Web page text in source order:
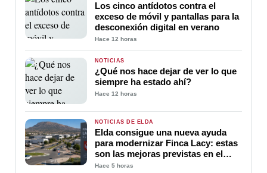
Los cinco antídotos contra el
exceso de móvil y pantallas para la
desconexión digital en verano
Hace 12 horas
NOTICIAS
¿Qué nos hace dejar de ver lo que
siempre ha estado ahí?
Hace 12 horas
NOTICIAS DE ELDA
Elda consigue una nueva ayuda
para modernizar Finca Lacy: estas
son las mejoras previstas en el
polígono
Hace 5 horas